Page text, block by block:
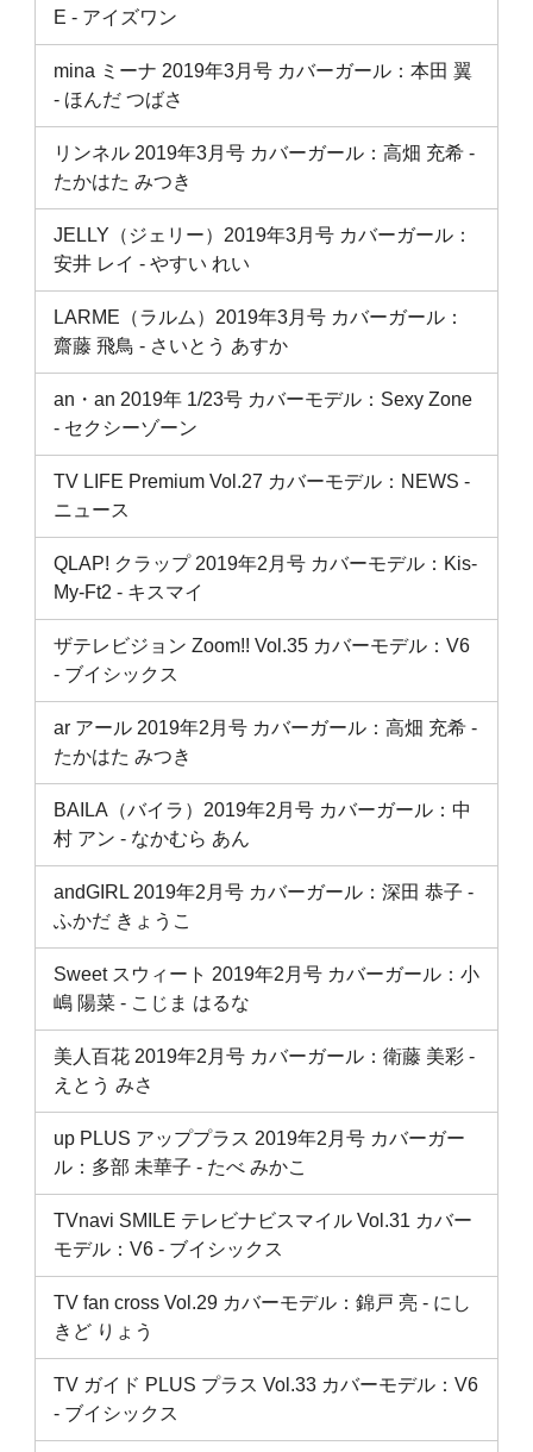
E ‐ アイズワン
mina ミーナ 2019年3月号 カバーガール：本田 翼
‐ ほんだ つばさ
リンネル 2019年3月号 カバーガール：高畑 充希 ‐
たかはた みつき
JELLY（ジェリー）2019年3月号 カバーガール：
安井 レイ ‐ やすい れい
LARME（ラルム）2019年3月号 カバーガール：
齋藤 飛鳥 ‐ さいとう あすか
an・an 2019年 1/23号 カバーモデル：Sexy Zone
‐ セクシーゾーン
TV LIFE Premium Vol.27 カバーモデル：NEWS -
ニュース
QLAP! クラップ 2019年2月号 カバーモデル：Kis-
My-Ft2 ‐ キスマイ
ザテレビジョン Zoom!! Vol.35 カバーモデル：V6
‐ ブイシックス
ar アール 2019年2月号 カバーガール：高畑 充希 ‐
たかはた みつき
BAILA（バイラ）2019年2月号 カバーガール：中
村 アン ‐ なかむら あん
andGIRL 2019年2月号 カバーガール：深田 恭子 ‐
ふかだ きょうこ
Sweet スウィート 2019年2月号 カバーガール：小
嶋 陽菜 ‐ こじま はるな
美人百花 2019年2月号 カバーガール：衛藤 美彩 ‐
えとう みさ
up PLUS アッププラス 2019年2月号 カバーガー
ル：多部 未華子 ‐ たべ みかこ
TVnavi SMILE テレビナビスマイル Vol.31 カバー
モデル：V6 ‐ ブイシックス
TV fan cross Vol.29 カバーモデル：錦戸 亮 ‐ にし
きど りょう
TV ガイド PLUS プラス Vol.33 カバーモデル：V6
‐ ブイシックス